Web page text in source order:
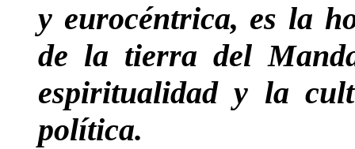
y eurocéntrica, es la
de la tierra del
espiritualidad y la
política.